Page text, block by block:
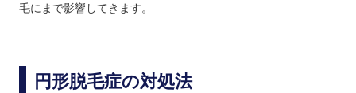
毛にまで影響してきます。
円形脱毛症の対処法